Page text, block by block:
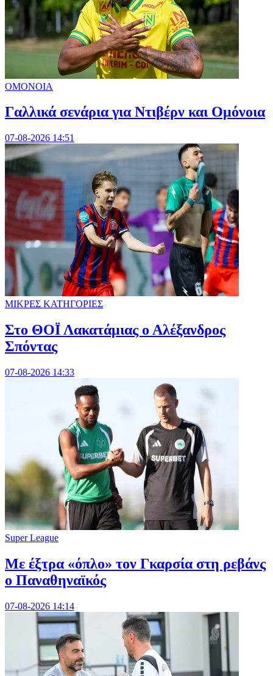
ΟΜΟΝΟΙΑ
Γαλλικά σενάρια για Ντιβέρν και Ομόνοια
07-08-2026 14:51
ΜΙΚΡΕΣ ΚΑΤΗΓΟΡΙΕΣ
Στο ΘΟΪ Λακατάμιας ο Αλέξανδρος
Σπόντας
07-08-2026 14:33
Super League
Mε έξτρα «όπλο» τον Γκαρσία στη ρεβάνς
ο Παναθηναϊκός
07-08-2026 14:14